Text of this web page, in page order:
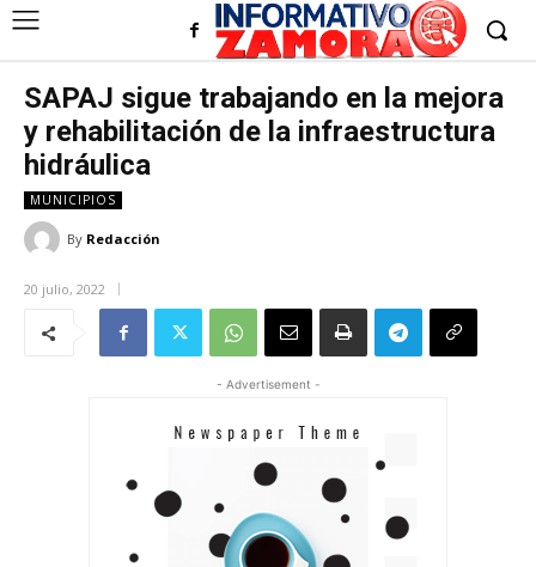
SAPAJ sigue trabajando en la mejora
y rehabilitación de la infraestructura
hidráulica
MUNICIPIOS
By Redacción
20 julio, 2022
- Advertisement -